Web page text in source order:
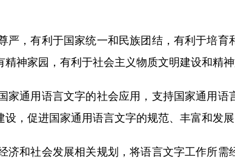
，有利于国家统一和民族团结，有利于培育
神家园，有利于社会主义物质文明建设和精神
用语言文字的社会应用，支持国家通用语
，促进国家通用语言文字的规范、丰富和发展
社会发展相关规划，将语言文字工作所需